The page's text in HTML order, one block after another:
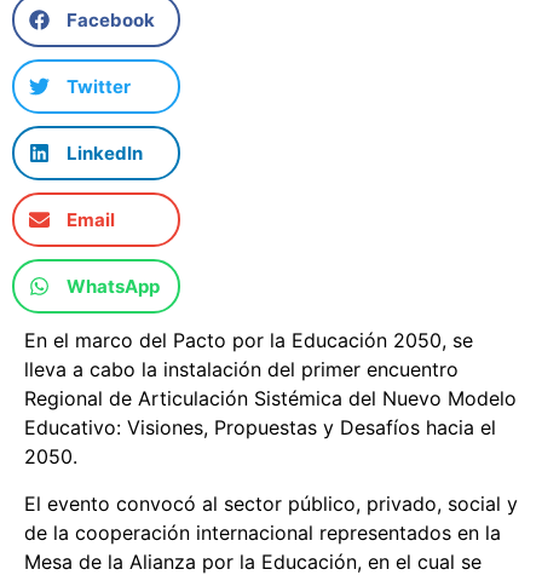
Facebook
Twitter
LinkedIn
Email
WhatsApp
En el marco del Pacto por la Educación 2050, se
lleva a cabo la instalación del primer encuentro
Regional de Articulación Sistémica del Nuevo Modelo
Educativo: Visiones, Propuestas y Desafíos hacia el
2050.
El evento convocó al sector público, privado, social y
de la cooperación internacional representados en la
Mesa de la Alianza por la Educación, en el cual se